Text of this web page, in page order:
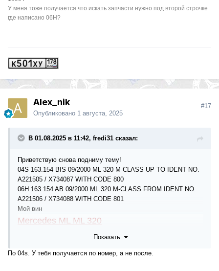
У меня тоже получается что искать запчасти нужно под второй строчке
где написано 06Н?
Alex_nik
Опубликовано 1 августа, 2025
#17
В 01.08.2025 в 11:42, fredi31 сказал:
Приветствую снова подниму тему!
04S 163.154 BIS 09/2000 ML 320 M-CLASS UP TO IDENT NO.
A221505 / X734087 WITH CODE 800
06H 163.154 AB 09/2000 ML 320 M-CLASS FROM IDENT NO.
A221506 / X734088 WITH CODE 801
Мой вин
Mercedes ML ML 320
У меня тоже получается что искать запчасти нужно под второй
Показать
По 04s. У тебя получается по номер, а не после.